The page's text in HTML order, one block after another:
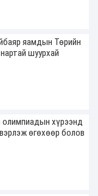
яамдын Төрийн
шуурхай
олимпиадын хүрээнд
өгөхөөр болов